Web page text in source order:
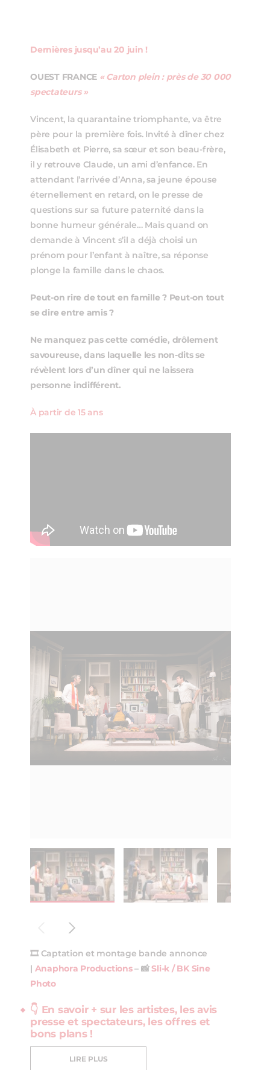
Dernières jusqu’au 20 juin !
OUEST FRANCE « Carton plein : près de 30 000
spectateurs »
Vincent, la quarantaine triomphante, va être
père pour la première fois. Invité à dîner chez
Élisabeth et Pierre, sa sœur et son beau-frère,
il y retrouve Claude, un ami d’enfance. En
attendant l’arrivée d’Anna, sa jeune épouse
éternellement en retard, on le presse de
questions sur sa future paternité dans la
bonne humeur générale… Mais quand on
demande à Vincent s’il a déjà choisi un
prénom pour l’enfant à naître, sa réponse
plonge la famille dans le chaos.
Peut-on rire de tout en famille ? Peut-on tout
se dire entre amis ?
Ne manquez pas cette comédie, drôlement
savoureuse, dans laquelle les non-dits se
révèlent lors d’un dîner qui ne laissera
personne indifférent.
À partir de 15 ans
🎞️ Captation et montage bande annonce
Anaphora Productions– 📸Sli-k / BK Sine
Photo
👇 En savoir + sur les artistes, les avis
presse et spectateurs, les offres et
bons plans !
LIRE PLUS